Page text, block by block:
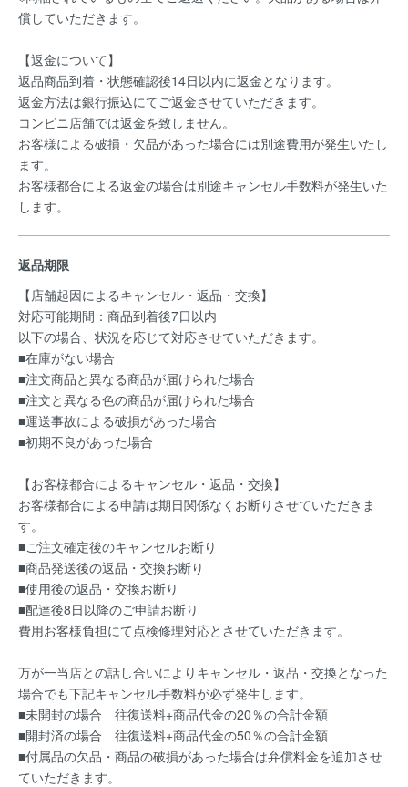
償していただきます。
【返金について】
返品商品到着・状態確認後14日以内に返金となります。
返金方法は銀行振込にてご返金させていただきます。
コンビニ店舗では返金を致しません。
お客様による破損・欠品があった場合には別途費用が発生いたし
ます。
お客様都合による返金の場合は別途キャンセル手数料が発生いた
します。
返品期限
【店舗起因によるキャンセル・返品・交換】
対応可能期間：商品到着後7日以内
以下の場合、状況を応じて対応させていただきます。
■在庫がない場合
■注文商品と異なる商品が届けられた場合
■注文と異なる色の商品が届けられた場合
■運送事故による破損があった場合
■初期不良があった場合
【お客様都合によるキャンセル・返品・交換】
お客様都合による申請は期日関係なくお断りさせていただきま
す。
■ご注文確定後のキャンセルお断り
■商品発送後の返品・交換お断り
■使用後の返品・交換お断り
■配達後8日以降のご申請お断り
費用お客様負担にて点検修理対応とさせていただきます。
万が一当店との話し合いによりキャンセル・返品・交換となった
場合でも下記キャンセル手数料が必ず発生します。
■未開封の場合 往復送料+商品代金の20％の合計金額
■開封済の場合 往復送料+商品代金の50％の合計金額
■付属品の欠品・商品の破損があった場合は弁償料金を追加させ
ていただきます。